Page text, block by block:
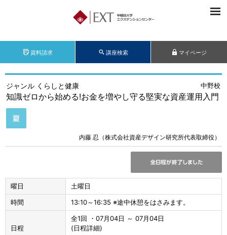
資料請求 講座検索 マイページ
ジャンル くらしと健康 中野校
知識ゼロから始める!お金を増やし守る堅実な資産運用入門
内藤 忍（株式会社資産デザイン研究所代表取締役）
曜日
土曜日
時間
13:10～16:35 ※途中休憩をはさみます。
日程
全1回 ・07月04日 ～ 07月04日
(日程詳細)